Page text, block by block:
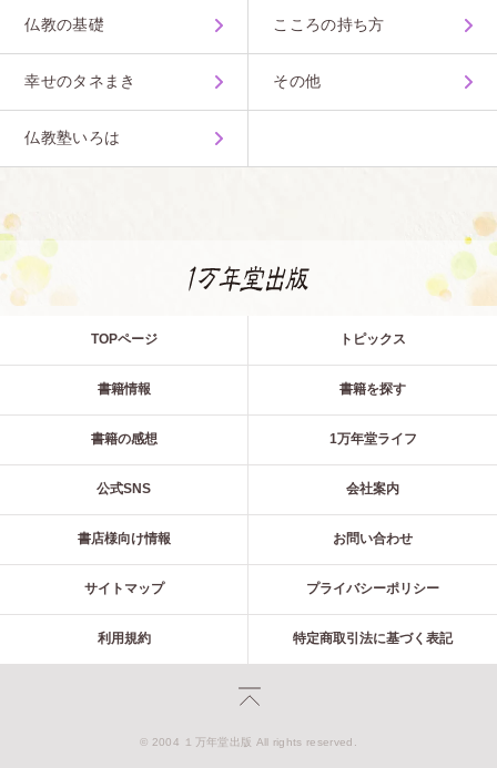
仏教の基礎 こころの持ち方
幸せのタネまき その他
仏教塾いろは
TOPページ トピックス
書籍情報 書籍を探す
書籍の感想 1万年堂ライフ
公式SNS 会社案内
書店様向け情報 お問い合わせ
サイトマップ プライバシーポリシー
利用規約 特定商取引法に基づく表記
© 2004 １万年堂出版 All rights reserved.